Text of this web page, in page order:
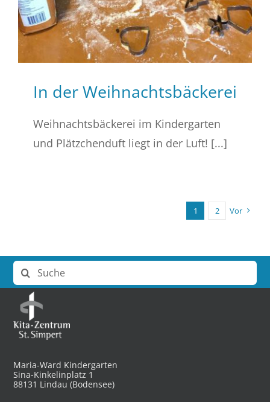
In der Weihnachtsbäckerei
Weihnachtsbäckerei im Kindergarten
und Plätzchenduft liegt in der Luft! [...]
1 2 Vor
Suche
nach:
Maria-Ward Kindergarten
Sina-Kinkelinplatz 1
88131 Lindau (Bodensee)